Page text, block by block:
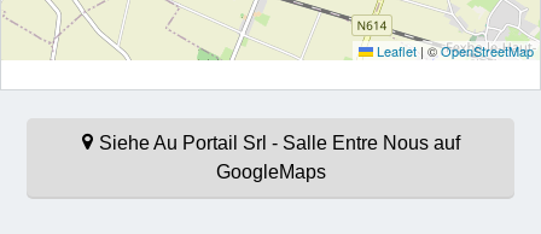
Leaflet | ©OpenStreetMap
Siehe Au Portail Srl - Salle Entre Nous auf
GoogleMaps